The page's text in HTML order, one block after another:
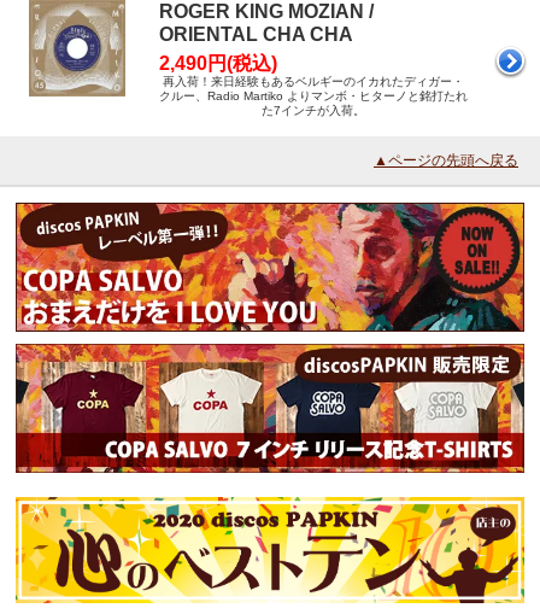
ROGER KING MOZIAN /
ORIENTAL CHA CHA
2,490円(税込)
再入荷！来日経験もあるベルギーのイカれたディガー・
クルー、Radio Martiko よりマンボ・ヒターノと銘打たれ
た7インチが入荷。
▲ページの先頭へ戻る